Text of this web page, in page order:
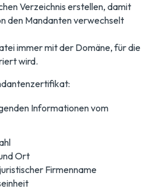
Verzeichnis erstellen, damit
den Mandanten verwechselt
immer mit der Domäne, für die
wird.
Informationen vom
Ort
Firmenname